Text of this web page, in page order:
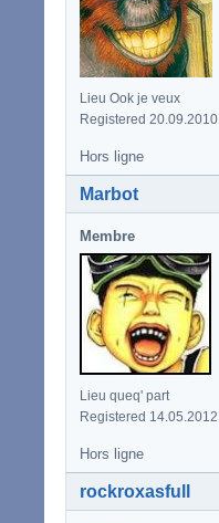
Lieu Ook je veux
Registered 20.09.2010
Hors ligne
Marbot
Membre
Lieu queq' part
Registered 14.05.2012
Hors ligne
rockroxasfull